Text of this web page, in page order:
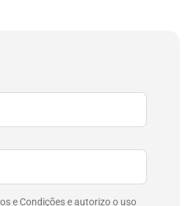
e Condições e autorizo o uso